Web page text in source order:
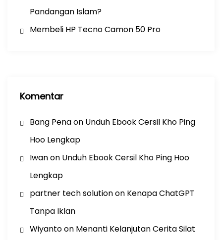
Pandangan Islam?
Membeli HP Tecno Camon 50 Pro
Komentar
Bang Penaon Unduh Ebook Cersil Kho Ping
Hoo Lengkap
Iwanon Unduh Ebook Cersil Kho Ping Hoo
Lengkap
partner tech solutionon Kenapa ChatGPT
Tanpa Iklan
Wiyantoon Menanti Kelanjutan Cerita Silat